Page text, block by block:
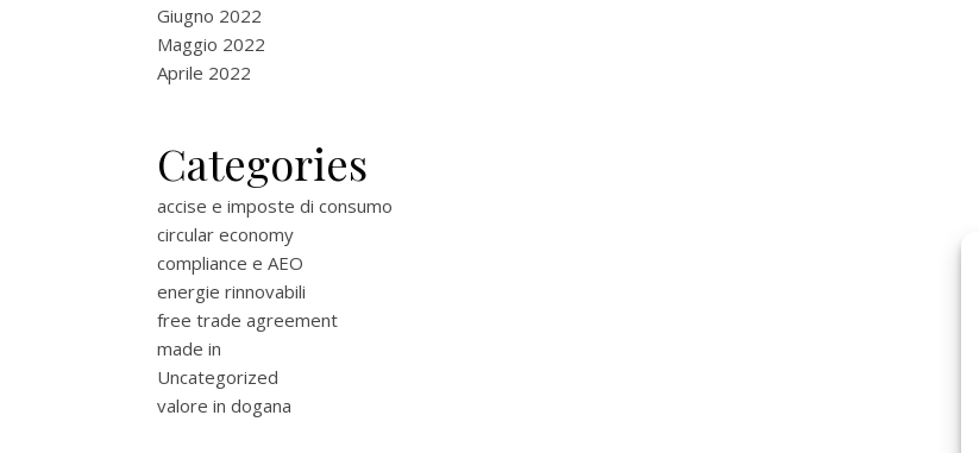
Giugno 2022
Maggio 2022
Aprile 2022
Categories
accise e imposte di consumo
circular economy
compliance e AEO
energie rinnovabili
free trade agreement
made in
Uncategorized
valore in dogana